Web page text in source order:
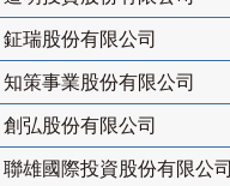
鉦瑞股份有限公司
知策事業股份有限公司
創弘股份有限公司
聯雄國際投資股份有限公司